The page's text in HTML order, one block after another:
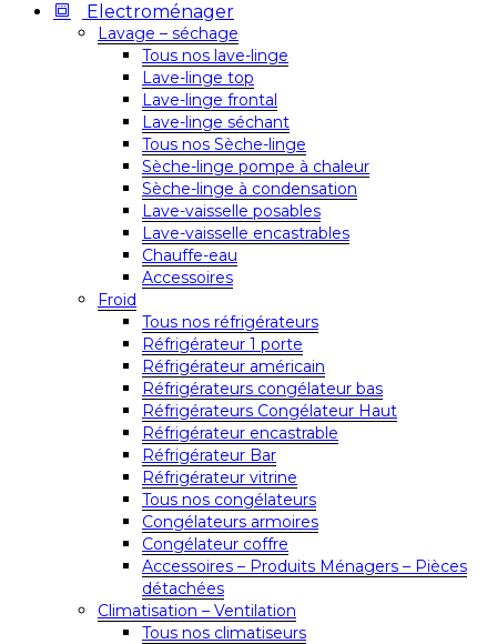
Electroménager
Lavage – séchage
Tous nos lave-linge
Lave-linge top
Lave-linge frontal
Lave-linge séchant
Tous nos Sèche-linge
Sèche-linge pompe à chaleur
Sèche-linge à condensation
Lave-vaisselle posables
Lave-vaisselle encastrables
Chauffe-eau
Accessoires
Froid
Tous nos réfrigérateurs
Réfrigérateur 1 porte
Réfrigérateur américain
Réfrigérateurs congélateur bas
Réfrigérateurs Congélateur Haut
Réfrigérateur encastrable
Réfrigérateur Bar
Réfrigérateur vitrine
Tous nos congélateurs
Congélateurs armoires
Congélateur coffre
Accessoires – Produits Ménagers – Pièces
détachées
Climatisation – Ventilation
Tous nos climatiseurs